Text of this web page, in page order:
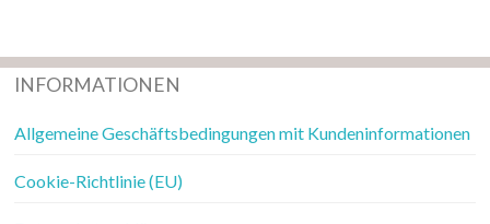
INFORMATIONEN
Allgemeine Geschäftsbedingungen mit Kundeninformationen
Cookie-Richtlinie (EU)